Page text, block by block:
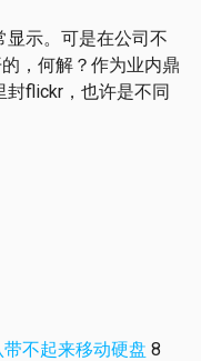
示。可是在公司不
，何解？作为业内鼎
封flickr，也许是不同
不起来移动硬盘 8